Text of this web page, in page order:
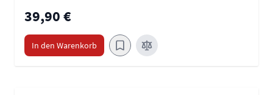
39,90 €
In den Warenkorb